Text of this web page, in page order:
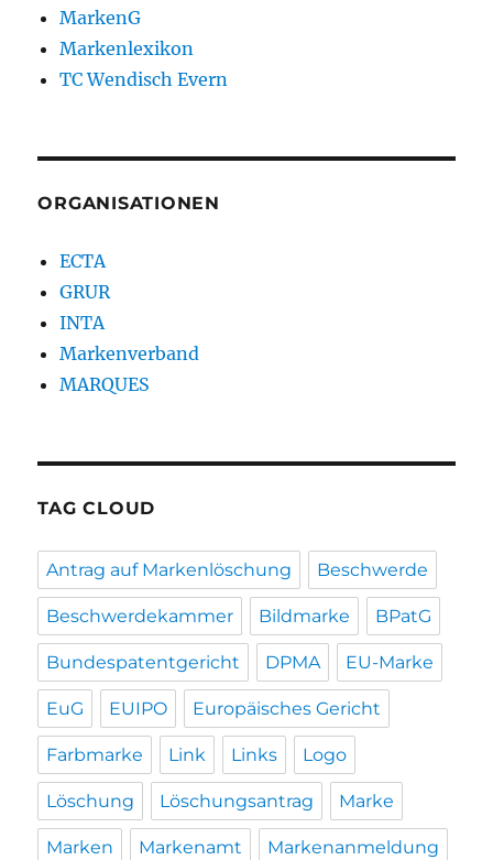
MarkenG
Markenlexikon
TC Wendisch Evern
ORGANISATIONEN
ECTA
GRUR
INTA
Markenverband
MARQUES
TAG CLOUD
Antrag auf Markenlöschung Beschwerde
Beschwerdekammer Bildmarke BPatG
Bundespatentgericht DPMA EU-Marke
EuG EUIPO Europäisches Gericht
Farbmarke Link Links Logo
Löschung Löschungsantrag Marke
Marken Markenamt Markenanmeldung